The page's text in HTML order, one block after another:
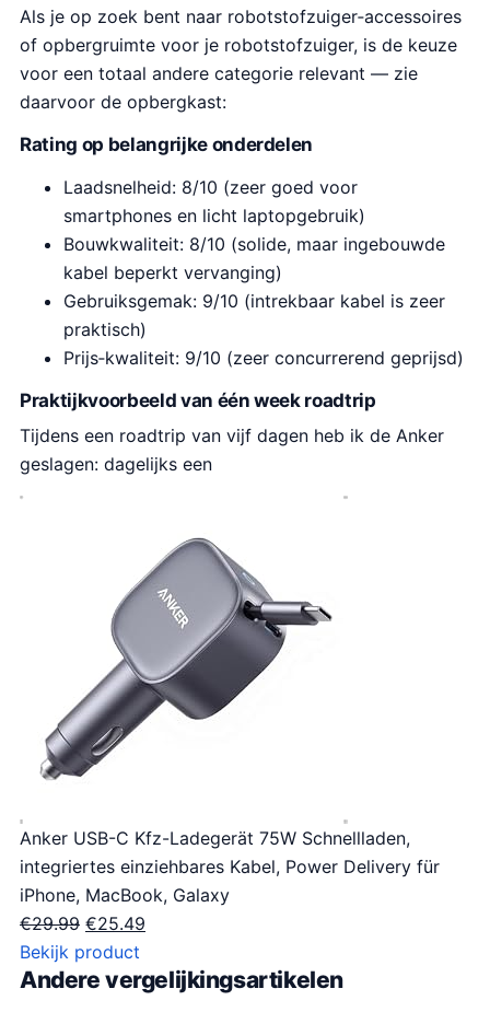
Als je op zoek bent naar robotstofzuiger‑accessoires
of opbergruimte voor je robotstofzuiger, is de keuze
voor een totaal andere categorie relevant — zie
daarvoor de opbergkast:
Rating op belangrijke onderdelen
Laadsnelheid: 8/10 (zeer goed voor
smartphones en licht laptopgebruik)
Bouwkwaliteit: 8/10 (solide, maar ingebouwde
kabel beperkt vervanging)
Gebruiksgemak: 9/10 (intrekbaar kabel is zeer
praktisch)
Prijs‑kwaliteit: 9/10 (zeer concurrerend geprijsd)
Praktijkvoorbeeld van één week roadtrip
Tijdens een roadtrip van vijf dagen heb ik de Anker
geslagen: dagelijks een
Anker USB-C Kfz-Ladegerät 75W Schnellladen,
integriertes einziehbares Kabel, Power Delivery für
iPhone, MacBook, Galaxy
€29.99 O
o
r
€25.49
i
Bekijk product
Andere vergelijkingsartikelen